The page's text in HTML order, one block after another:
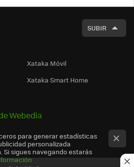
SUBIR
Xataka Móvil
Xataka Smart Home
Webedia
para generar estadísticas
personalizada
Si sigues navegando estarás